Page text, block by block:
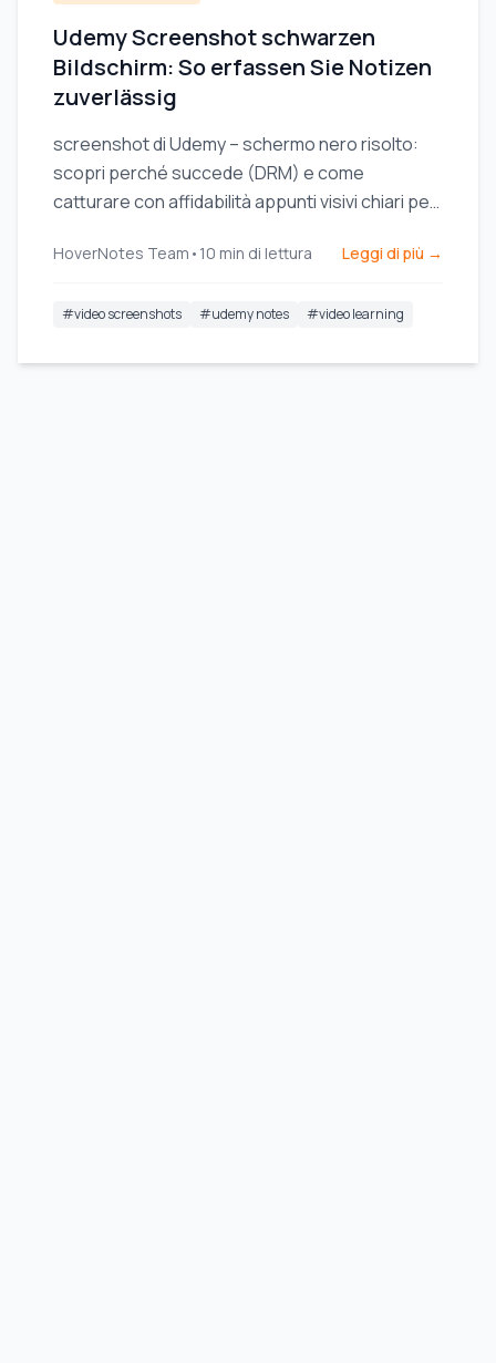
Udemy Screenshot schwarzen
Bildschirm: So erfassen Sie Notizen
zuverlässig
screenshot di Udemy – schermo nero risolto:
scopri perché succede (DRM) e come
catturare con affidabilità appunti visivi chiari per
HoverNotes Team • 10 min di lettura Leggi di più →
#video screenshots #udemy notes #video learning